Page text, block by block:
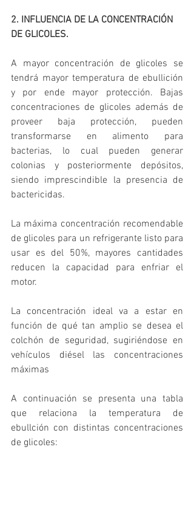
2. INFLUENCIA DE LA CONCENTRACIÓN
DE GLICOLES.
A mayor concentración de glicoles se
tendrá mayor temperatura de ebullición
y por ende mayor protección. Bajas
concentraciones de glicoles además de
proveer baja protección, pueden
transformarse en alimento para
bacterias, lo cual pueden generar
colonias y posteriormente depósitos,
siendo imprescindible la presencia de
bactericidas.
La máxima concentración recomendable
de glicoles para un refrigerante listo para
usar es del 50%, mayores cantidades
reducen la capacidad para enfriar el
motor.
La concentración ideal va a estar en
función de qué tan amplio se desea el
colchón de seguridad, sugiriéndose en
vehículos diésel las concentraciones
máximas
A continuación se presenta una tabla
que relaciona la temperatura de
ebullción con distintas concentraciones
de glicoles: